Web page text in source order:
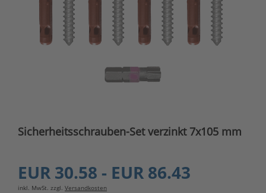
Sicherheitsschrauben-Set verzinkt 7x105 mm
EUR 30.58 - EUR 86.43
inkl. MwSt. zzgl. Versandkosten